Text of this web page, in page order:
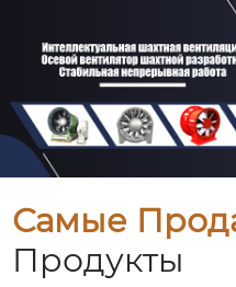
Самые
Продукты